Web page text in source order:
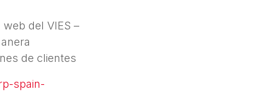
del VIES –
de clientes
spain-